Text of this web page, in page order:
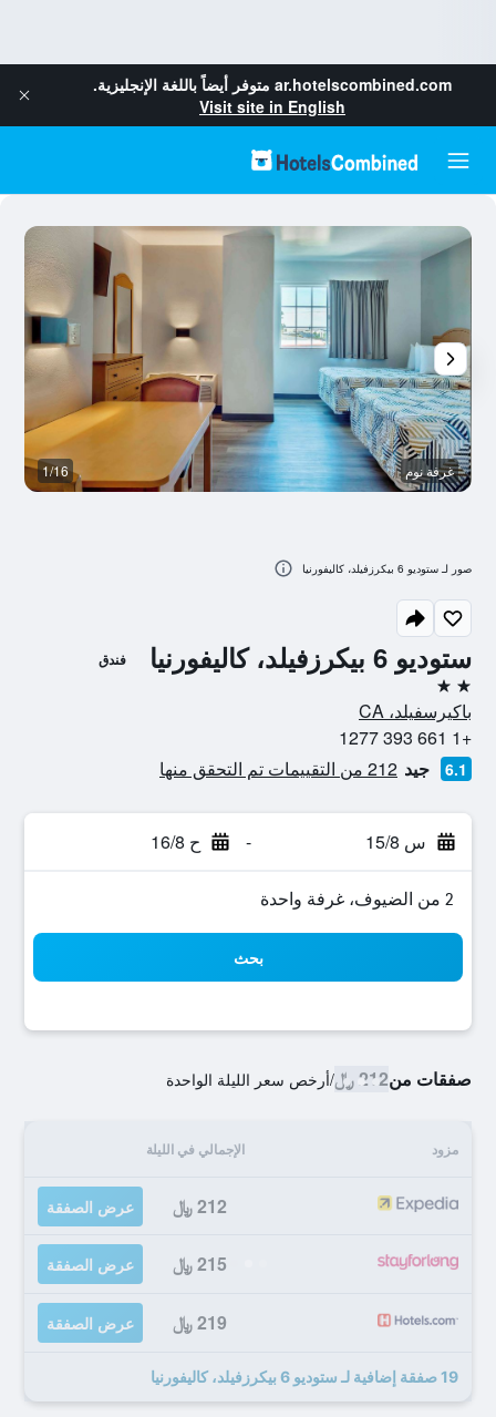
ar.hotelscombined.com متوفر أيضاً باللغة الإنجليزية.
Visit site in English
ستوديو 6 بيكرزفيلد، كاليفورنيا فندق
2 نجمتين
باكيرسفيلد، CA
+1 661 393 1277
6.1 جيد 212 من التقييمات تم التحقق منها
س 15/8 - ح 16/8
2 من الضيوف، غرفة واحدة
بحث
صفقات من212 ﷼ /أرخص سعر الليلة الواحدة
مزود الإجمالي في الليلة
212 ﷼ عرض الصفقة
215 ﷼ عرض الصفقة
219 ﷼ عرض الصفقة
19 صفقة إضافية لـ ستوديو 6 بيكرزفيلد، كاليفورنيا
غرفة نوم 1/16
صور لـ ستوديو 6 بيكرزفيلد، كاليفورنيا